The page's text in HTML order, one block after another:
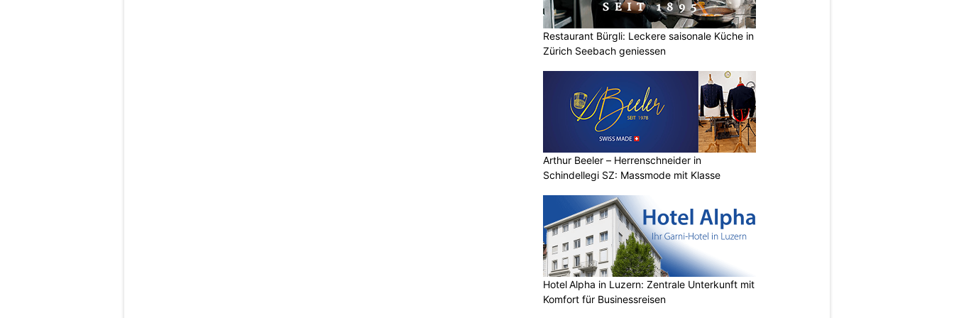
Restaurant Bürgli: Leckere saisonale Küche in
Zürich Seebach geniessen
Arthur Beeler – Herrenschneider in
Schindellegi SZ: Massmode mit Klasse
Hotel Alpha in Luzern: Zentrale Unterkunft mit
Komfort für Businessreisen